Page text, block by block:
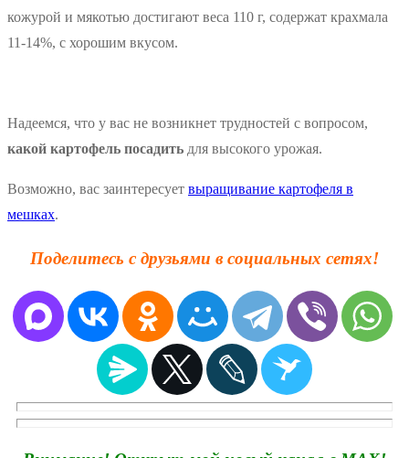
кожурой и мякотью достигают веса 110 г, содержат крахмала
11-14%, с хорошим вкусом.
Надеемся, что у вас не возникнет трудностей с вопросом,
какой картофель посадить для высокого урожая.
Возможно, вас заинтересует выращивание картофеля в
мешках.
Поделитесь с друзьями в социальных сетях!